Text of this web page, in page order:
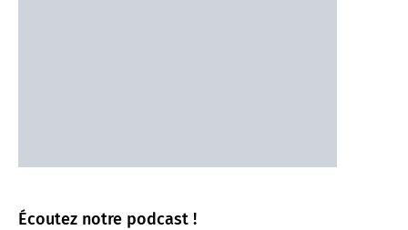
Écoutez notre podcast !